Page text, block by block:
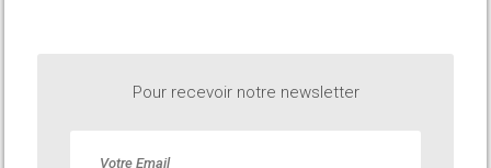
Pour recevoir notre newsletter